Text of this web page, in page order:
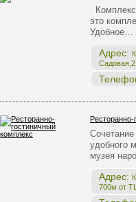
это
Удобное…
Адрес:
удобного
музея
Адрес:
700м от